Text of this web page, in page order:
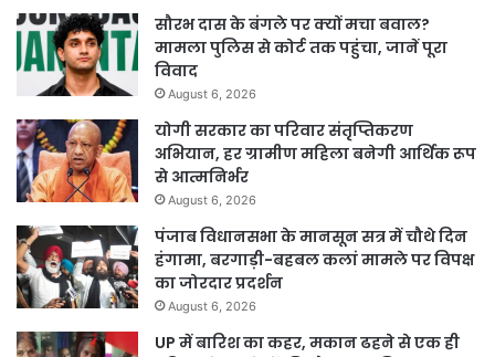
सौरभ दास के बंगले पर क्यों मचा बवाल?
मामला पुलिस से कोर्ट तक पहुंचा, जानें पूरा
विवाद
August 6, 2026
योगी सरकार का परिवार संतृप्तिकरण
अभियान, हर ग्रामीण महिला बनेगी आर्थिक रूप
से आत्मनिर्भर
August 6, 2026
पंजाब विधानसभा के मानसून सत्र में चौथे दिन
हंगामा, बरगाड़ी-बहबल कलां मामले पर विपक्ष
का जोरदार प्रदर्शन
August 6, 2026
UP में बारिश का कहर, मकान ढहने से एक ही